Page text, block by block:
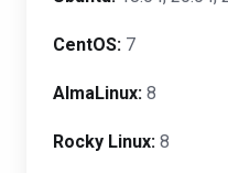
CentOS: 7
AlmaLinux: 8
Rocky Linux: 8